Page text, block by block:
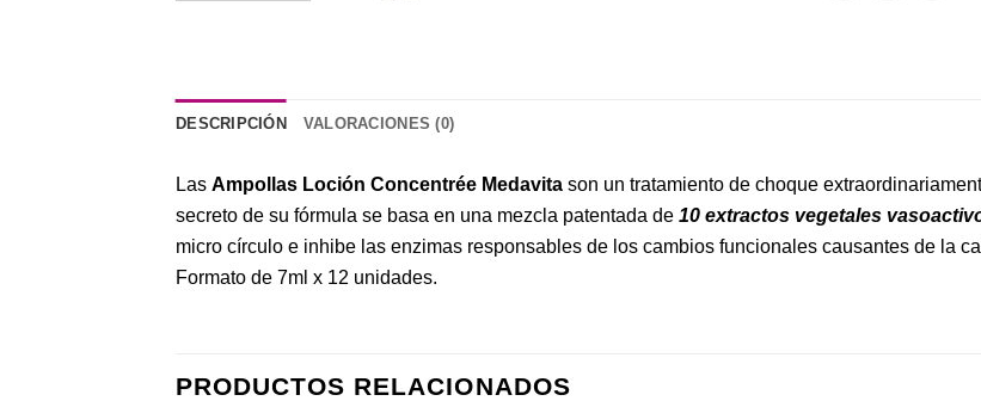
DESCRIPCIÓN VALORACIONES (0)
Las Ampollas Loción Concentrée Medavita son un tratamiento de choque
secreto de su fórmula se basa en una mezcla patentada de 10 extractos vegetales
micro círculo e inhibe las enzimas responsables de los cambios funcionales causantes de la
Formato de 7ml x 12 unidades.
PRODUCTOS RELACIONADOS